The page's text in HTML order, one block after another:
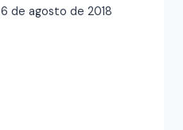
6 de agosto de 2018